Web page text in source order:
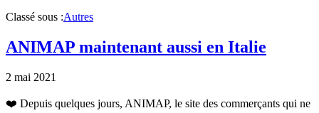
Classé sous :Autres
ANIMAP maintenant aussi en Italie
2 mai 2021
❤️ Depuis quelques jours, ANIMAP, le site des commerçants qui ne